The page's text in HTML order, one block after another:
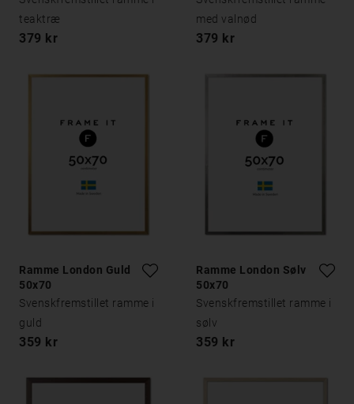
teaktræ
379 kr
med valnød
379 kr
Ramme London Guld
50x70
Svenskfremstillet ramme i
guld
359 kr
Ramme London Sølv
50x70
Svenskfremstillet ramme i
sølv
359 kr